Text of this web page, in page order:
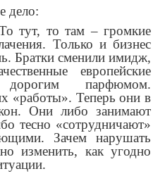
дело:
тут, то там – громкие
Только и бизнес
Братки сменили имидж,
европейские
парфюмом.
«работы». Теперь они в
Они либо занимают
тесно «сотрудничают»
Зачем нарушать
изменить, как угодно